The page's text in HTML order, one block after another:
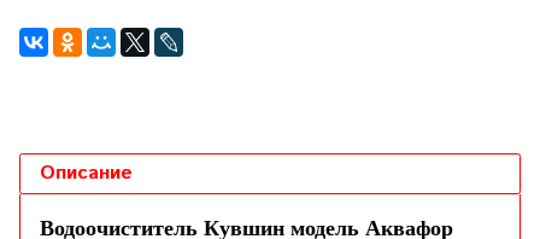
Описание
Водоочиститель Кувшин модель Аквафор